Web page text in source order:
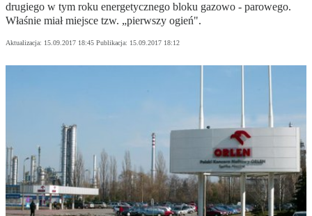
drugiego w tym roku energetycznego bloku gazowo - parowego.
Właśnie miał miejsce tzw. „pierwszy ogień".
Aktualizacja: 15.09.2017 18:45 Publikacja: 15.09.2017 18:12